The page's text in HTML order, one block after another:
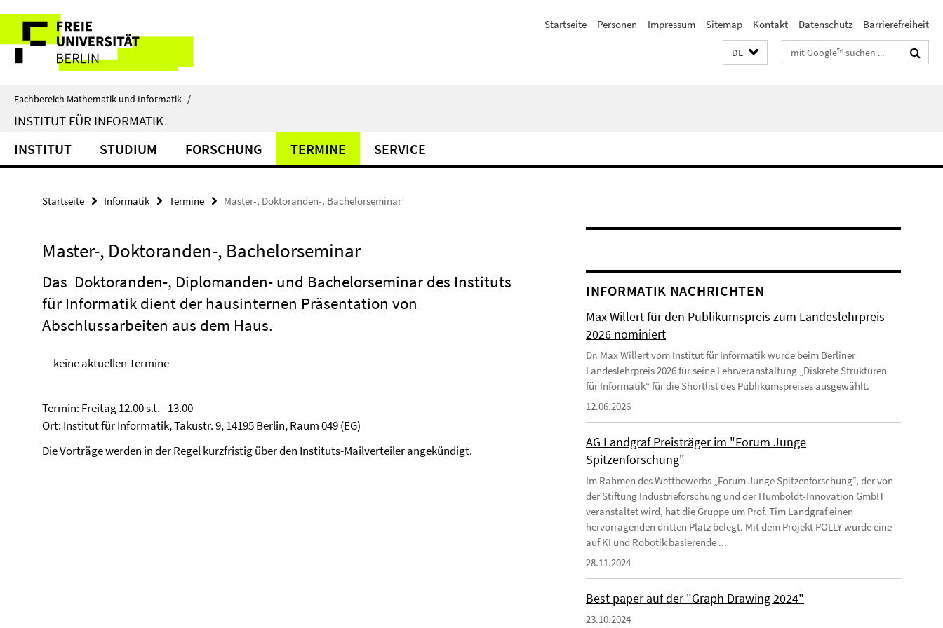
direkt
zu
Inhalt
Service-
Navigation
Startseite Personen Impressum Sitemap Kontakt Datenschutz Barrierefreiheit
DE Suchbegriffe
Fachbereich Mathematik und Informatik /
INSTITUT FÜR INFORMATIK
INSTITUT STUDIUM FORSCHUNG TERMINE SERVICE
Startseite Informatik Termine Master-, Doktoranden-, Bachelorseminar
Master-, Doktoranden-, Bachelorseminar
Das Doktoranden-, Diplomanden- und Bachelorseminar des Instituts
für Informatik dient der hausinternen Präsentation von
Abschlussarbeiten aus dem Haus.
keine aktuellen Termine
Termin: Freitag 12.00 s.t. - 13.00
Ort: Institut für Informatik, Takustr. 9, 14195 Berlin, Raum 049 (EG)
Die Vorträge werden in der Regel kurzfristig über den Instituts-Mailverteiler angekündigt.
INFORMATIK NACHRICHTEN
Max Willert für den Publikumspreis zum Landeslehrpreis
2026 nominiert
Dr. Max Willert vom Institut für Informatik wurde beim Berliner
Landeslehrpreis 2026 für seine Lehrveranstaltung „Diskrete Strukturen
für Informatik“ für die Shortlist des Publikumspreises ausgewählt.
12.06.2026
AG Landgraf Preisträger im "Forum Junge
Spitzenforschung"
Im Rahmen des Wettbewerbs „Forum Junge Spitzenforschung“, der von
der Stiftung Industrieforschung und der Humboldt-Innovation GmbH
veranstaltet wird, hat die Gruppe um Prof. Tim Landgraf einen
hervorragenden dritten Platz belegt. Mit dem Projekt POLLY wurde eine
auf KI und Robotik basierende ...
28.11.2024
Best paper auf der "Graph Drawing 2024"
23.10.2024